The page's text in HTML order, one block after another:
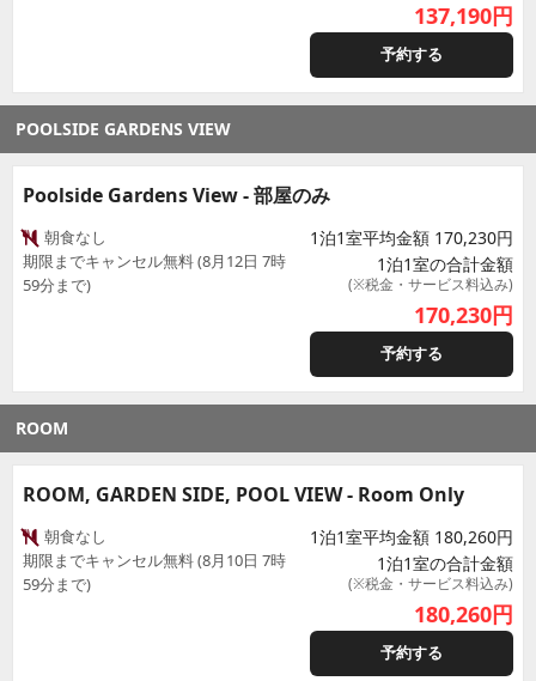
137,190円
予約する
POOLSIDE GARDENS VIEW
Poolside Gardens View - 部屋のみ
朝食なし
期限までキャンセル無料 (8月12日 7時
59分まで)
1泊1室平均金額 170,230円
1泊1室の合計金額
(※税金・サービス料込み)
170,230円
予約する
ROOM
ROOM, GARDEN SIDE, POOL VIEW - Room Only
朝食なし
期限までキャンセル無料 (8月10日 7時
59分まで)
1泊1室平均金額 180,260円
1泊1室の合計金額
(※税金・サービス料込み)
180,260円
予約する